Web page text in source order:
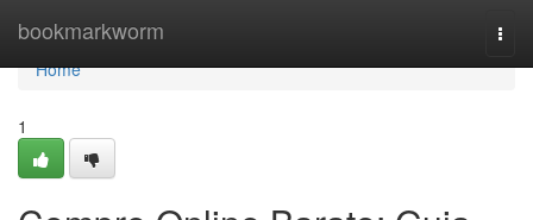
bookmarkworm
Home
Home
1